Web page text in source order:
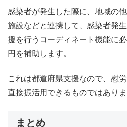
感染者が発生した際に、地域の
施設などと連携して、感染者発
援を行うコーディネート機能に
円を補助します。
これは都道府県支援なので、慰
直接振活用できるものではあり
まとめ